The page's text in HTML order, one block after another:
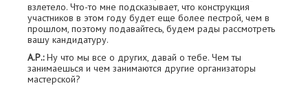
взлетело. Что-то мне подсказывает, что конструкция
участников в этом году будет еще более пестрой, чем в
прошлом, поэтому подавайтесь, будем рады рассмотреть
вашу кандидатуру.
А.Р.:Ну что мы все о других, давай о тебе. Чем ты
занимаешься и чем занимаются другие организаторы
мастерской?